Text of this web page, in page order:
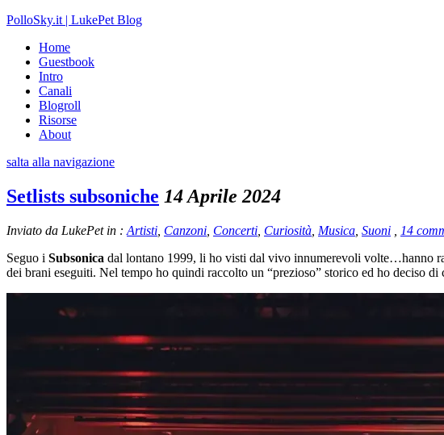
PolloSky.it | LukePet Blog
Home
Guestbook
Intro
Canali
Blogroll
Risorse
About
salta alla navigazione
Setlists subsoniche 14 Aprile 2024
Inviato da LukePet in : Artisti Canzoni Concerti Curiosità Musica Suoni
14
Seguo i Subsonica dal lontano 1999, li ho visti dal vivo innumerevoli volte…hanno
dei brani eseguiti. Nel tempo ho quindi raccolto un “prezioso” storico ed ho deciso